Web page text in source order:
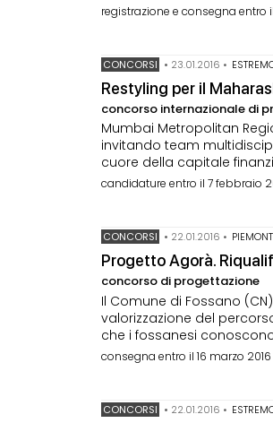
registrazione e consegna entro
CONCORSI • 23.01.2016 •
Restyling per il
concorso internazionale di
Mumbai Metropolitan
invitando team
cuore della capitale
candidature entro il 7 febbraio
CONCORSI • 22.01.2016 •
Progetto Agorà.
concorso di progettazione
Il Comune di Fossano
valorizzazione del
che i fossanesi
consegna entro il 16 marzo 2016
CONCORSI • 22.01.2016 •